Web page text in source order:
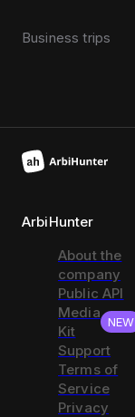
Business trips
ArbiHunter
About the
company
Public API
Media
Kit
NEW
Support
Terms of
Service
Privacy